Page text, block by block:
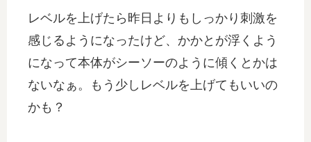
レベルを上げたら昨日よりもしっかり刺激を
感じるようになったけど、かかとが浮くよう
になって本体がシーソーのように傾くとかは
ないなぁ。もう少しレベルを上げてもいいの
かも？